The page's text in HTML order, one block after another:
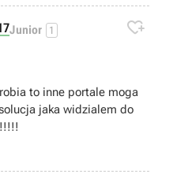
Junior 1 
to inne portale moga
jaka widzialem do